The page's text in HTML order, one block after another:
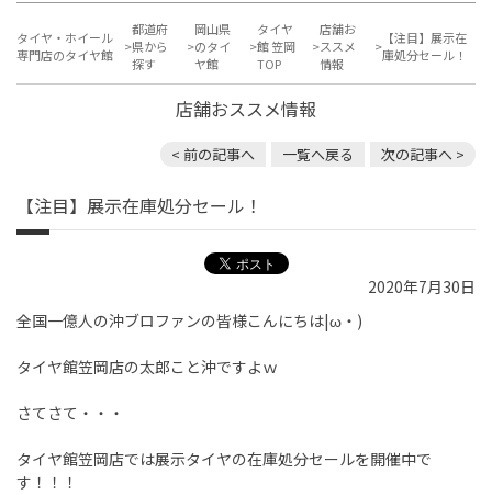
タイヤ・ホイール
専門店のタイヤ館
都道府
県から
探す
岡山県
のタイ
ヤ館
タイヤ
館 笠岡
TOP
店舗お
ススメ
情報
【注目】展示在
庫処分セール！
店舗おススメ情報
< 前の記事へ 一覧へ戻る 次の記事へ >
【注目】展示在庫処分セール！
2020年7月30日
全国一億人の沖ブロファンの皆様こんにちは|ω・)
タイヤ館笠岡店の太郎こと沖ですよｗ
さてさて・・・
タイヤ館笠岡店では展示タイヤの在庫処分セールを開催中で
す！！！